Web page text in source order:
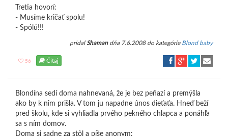
Tretia hovorí:
- Musíme kričať spolu!
- Spólú!!!
pridalShamandňa 7.6.2008 do kategórie Blond baby
56 Čítaj
Blondína sedí doma nahnevaná, že je bez peňazí a premýšla
ako by k nim prišla. V tom ju napadne únos dieťaťa. Hneď beží
pred školu, kde si vyhliadla prvého pekného chlapca a ponáhľa
sa s ním domov.
Doma si sadne za stôl a píše anonym: